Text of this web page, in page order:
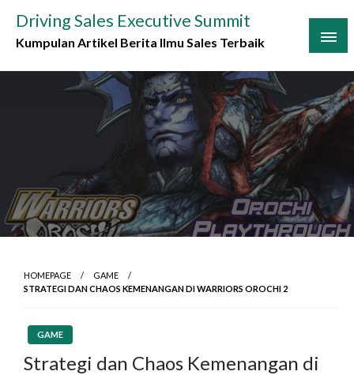
content
Driving Sales Executive Summit
Kumpulan Artikel Berita Ilmu Sales Terbaik
HOMEPAGE
GAME
STRATEGI DAN CHAOS KEMENANGAN DI WARRIORS OROCHI 2
GAME
Strategi dan Chaos Kemenangan di